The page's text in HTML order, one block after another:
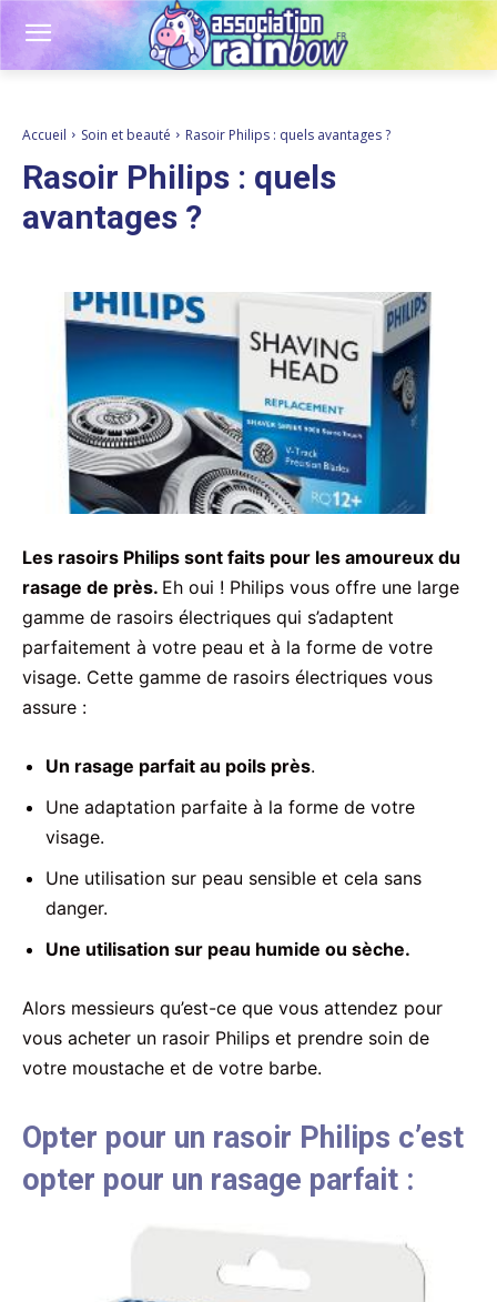
Accueil Soin et beauté Rasoir Philips : quels avantages ?
Rasoir Philips : quels
avantages ?
Les rasoirs Philips sont faits pour les amoureux du
rasage de près. Eh oui ! Philips vous offre une large
gamme de rasoirs électriques qui s’adaptent
parfaitement à votre peau et à la forme de votre
visage. Cette gamme de rasoirs électriques vous
assure :
Un rasage parfait au poils près.
Une adaptation parfaite à la forme de votre
visage.
Une utilisation sur peau sensible et cela sans
danger.
Une utilisation sur peau humide ou sèche.
Alors messieurs qu’est-ce que vous attendez pour
vous acheter un rasoir Philips et prendre soin de
votre moustache et de votre barbe.
Opter pour un rasoir Philips c’est
opter pour un rasage parfait :